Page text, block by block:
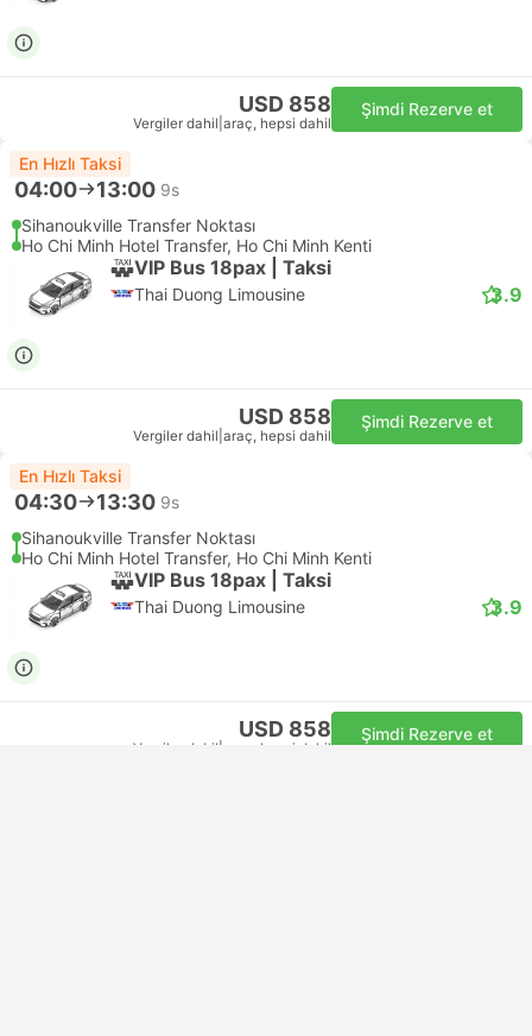
USD 858
Vergiler dahil araç, hepsi dahil
Şimdi Rezerve et
En Hızlı Taksi
04:00 13:00 9s
Sihanoukville Transfer Noktası
Ho Chi Minh Hotel Transfer, Ho Chi Minh Kenti
VIP Bus 18pax | Taksi
Thai Duong Limousine 3.9
USD 858
Vergiler dahil araç, hepsi dahil
Şimdi Rezerve et
En Hızlı Taksi
04:30 13:30 9s
Sihanoukville Transfer Noktası
Ho Chi Minh Hotel Transfer, Ho Chi Minh Kenti
VIP Bus 18pax | Taksi
Thai Duong Limousine 3.9
USD 858
Vergiler dahil| araç, hepsi dahil
Şimdi Rezerve et